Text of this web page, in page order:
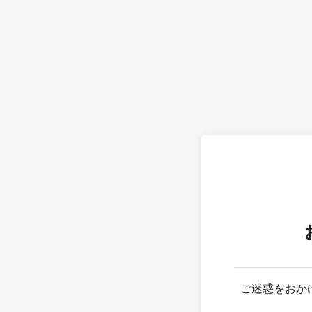
ご迷惑をおか